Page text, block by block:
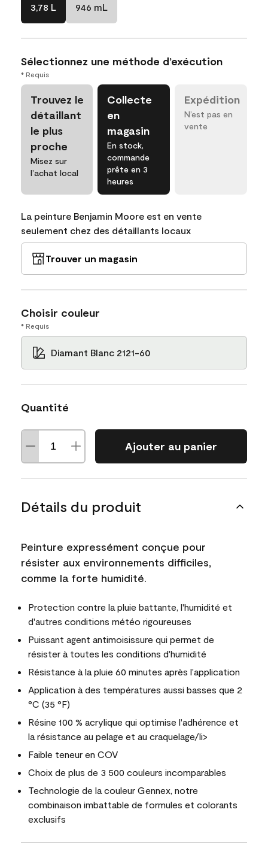
3,78 L 946 mL
Sélectionnez une méthode d’exécution
* Requis
Trouvez le
détaillant
le plus
proche
Misez sur
l’achat local
Collecte
en
magasin
En stock,
commande
prête en 3
heures
Expédition
N’est pas en
vente
La peinture Benjamin Moore est en vente
seulement chez des détaillants locaux
Trouver un magasin
Choisir couleur
* Requis
Diamant Blanc 2121-60
Quantité
Ajouter au panier
Détails du produit
Peinture expressément conçue pour
résister aux environnements difficiles,
comme la forte humidité.
Protection contre la pluie battante, l'humidité et
d'autres conditions météo rigoureuses
Puissant agent antimoisissure qui permet de
résister à toutes les conditions d'humidité
Résistance à la pluie 60 minutes après l'application
Application à des températures aussi basses que 2
°C (35 °F)
Résine 100 % acrylique qui optimise l'adhérence et
la résistance au pelage et au craquelage/li>
Faible teneur en COV
Choix de plus de 3 500 couleurs incomparables
Technologie de la couleur Gennex, notre
combinaison imbattable de formules et colorants
exclusifs